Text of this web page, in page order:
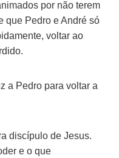
por não terem
que Pedro e André só
voltar ao
a Pedro para voltar a
discípulo de Jesus.
e o que